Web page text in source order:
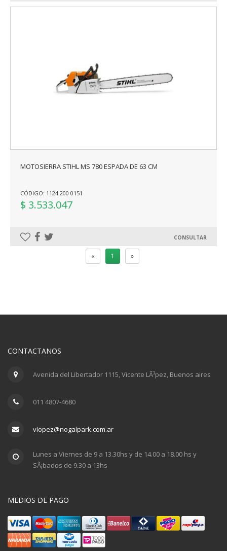
MOTOSIERRA STIHL MS 780 ESPADA DE 63 CM
CÓDIGO: 1124 200 0151
$ 3.533.047
CONSULTAR
« 1 »
CONTACTANOS
Avenida del Libertador 1115, Vicente LÃ³pez, Buenos aires
011 4807-4680
vlopez@nogalpark.com.ar
Lunes a Viernes de 9 a 13.30hs y de 14.00 a 18.00 hs y
SÃ¡bados de 9.30 a 13hs
MEDIOS DE PAGO